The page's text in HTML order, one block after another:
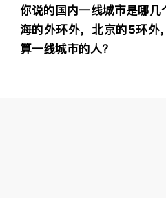
你说的国内一线城市是哪几
海的外环外，北京的5环外
算一线城市的人？